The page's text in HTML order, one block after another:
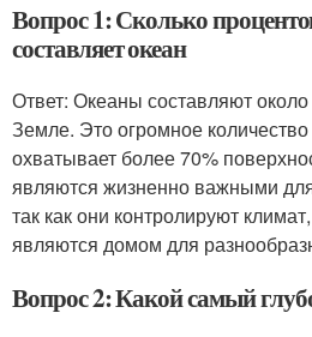
Вопрос 1: Сколько
составляет океан
Ответ: Океаны составляют
Земле. Это огромное
охватывает более 70%
являются жизненно важными
так как они контролируют
являются домом для
Вопрос 2: Какой самый